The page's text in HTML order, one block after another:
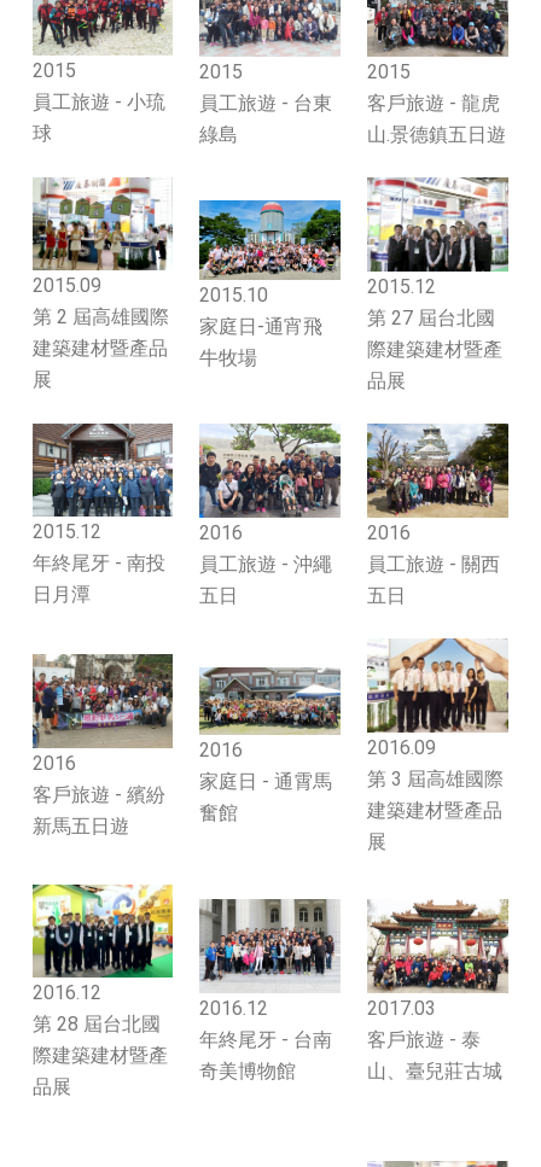
2015
員工旅遊 - 小琉
球
2015
員工旅遊 - 台東
綠島
2015
客戶旅遊 - 龍虎
山.景德鎮五日遊
2015.09
第 2 屆高雄國際
建築建材暨產品
展
2015.10
家庭日-通宵飛
牛牧場
2015.12
第 27 屆台北國
際建築建材暨產
品展
2015.12
年終尾牙 - 南投
日月潭
2016
員工旅遊 - 沖繩
五日
2016
員工旅遊 - 關西
五日
2016
客戶旅遊 - 繽紛
新馬五日遊
2016
家庭日 - 通霄馬
奮館
2016.09
第 3 屆高雄國際
建築建材暨產品
展
2016.12
第 28 屆台北國
際建築建材暨產
品展
2016.12
年終尾牙 - 台南
奇美博物館
2017.03
客戶旅遊 - 泰
山、臺兒莊古城